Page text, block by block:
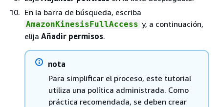
En la barra de búsqueda, escriba
AmazonKinesisFullAccess y, a continuación,
elija Añadir permisos.
nota
Para simplificar el proceso, este tutorial
utiliza una política administrada. Como
práctica recomendada, se deben crear